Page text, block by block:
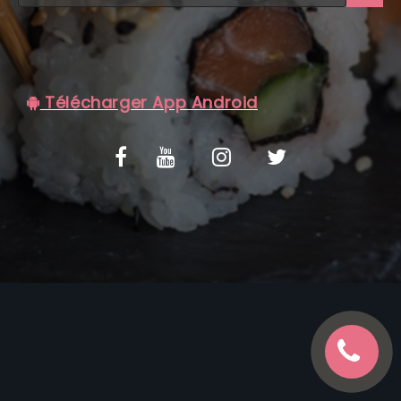
C.G.V
Télécharger App Android